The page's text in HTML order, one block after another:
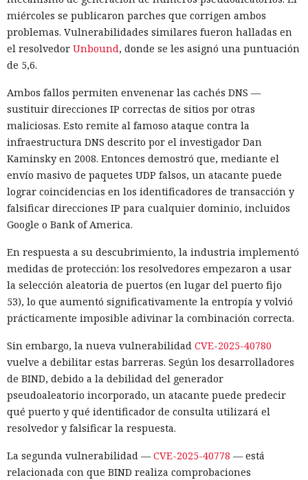
miércoles se publicaron parches que corrigen ambos
problemas. Vulnerabilidades similares fueron halladas en
el resolvedor Unbound, donde se les asignó una puntuación
de 5,6.
Ambos fallos permiten envenenar las cachés DNS —
sustituir direcciones IP correctas de sitios por otras
maliciosas. Esto remite al famoso ataque contra la
infraestructura DNS descrito por el investigador Dan
Kaminsky en 2008. Entonces demostró que, mediante el
envío masivo de paquetes UDP falsos, un atacante puede
lograr coincidencias en los identificadores de transacción y
falsificar direcciones IP para cualquier dominio, incluidos
Google o Bank of America.
En respuesta a su descubrimiento, la industria implementó
medidas de protección: los resolvedores empezaron a usar
la selección aleatoria de puertos (en lugar del puerto fijo
53), lo que aumentó significativamente la entropía y volvió
prácticamente imposible adivinar la combinación correcta.
Sin embargo, la nueva vulnerabilidad CVE-2025-40780
vuelve a debilitar estas barreras. Según los desarrolladores
de BIND, debido a la debilidad del generador
pseudoaleatorio incorporado, un atacante puede predecir
qué puerto y qué identificador de consulta utilizará el
resolvedor y falsificar la respuesta.
La segunda vulnerabilidad —CVE-2025-40778 — está
relacionada con que BIND realiza comprobaciones